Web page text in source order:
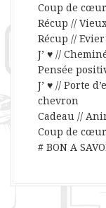
Coup de
Récup //
Récup //
J’ ♥ //
Pensée
J’ ♥ // Porte
chevron
Cadeau //
Coup de
# BON A